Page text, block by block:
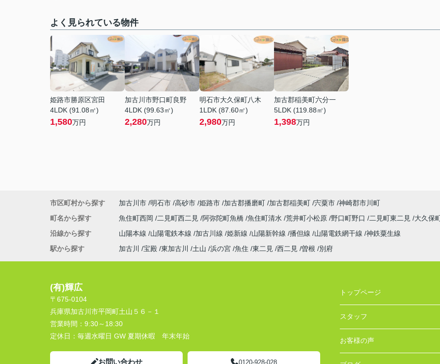
よく見られている物件
姫路市勝原区宮田
4LDK (91.08㎡)
1,580万円
加古川市野口町良野
4LDK (99.63㎡)
2,280万円
明石市大久保町八木
1LDK (87.60㎡)
2,980万円
加古郡稲美町六分一
5LDK (119.88㎡)
1,398万円
市区町村から探す 加古川市 明石市 高砂市 姫路市 加古郡播磨町 加古郡稲美町 宍粟市 神崎郡市川町
町名から探す
魚住町西岡 二見町西二見 阿弥陀町魚橋 魚住町清水 荒井町小松原 野口町野口 二見町東二見
大久保
沿線から探す
山陽本線 山陽電鉄本線 加古川線 姫新線 山陽新幹線 播但線 山陽電鉄網干線 神鉄粟生線
駅から探す
加古川 宝殿 東加古川 土山 浜の宮 魚住 東二見 西二見 曽根 別府
(有)輝広
〒675-0104
兵庫県加古川市平岡町土山５６－１
営業時間： 9:30～18:30
定休日： 毎週水曜日 GW 夏期休暇 年末年始
お問い合わせ 0120-928-028
トップページ
スタッフ
お客様の声